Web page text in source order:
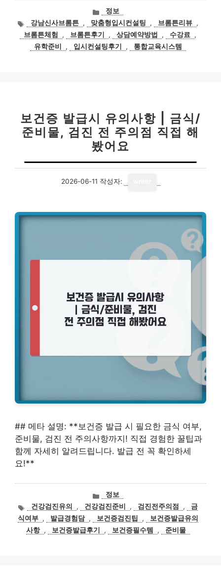
카
테
고
리
정보
태
그
강남신사브롬튼 , 맞춤형입시컨설팅 , 브롬튼리뷰 ,
브롬튼체험
, 브롬튼후기 , 상담예약방법 , 수강료
,
유학준비
, 입시컨설팅후기 , 통합교육시스템
보건증 발급시 유의사항 | 금식/
준비물, 검진 전 주의점 직접 해
봤어요
2026-06-11 작성자:
## 메타 설명: **보건증 발급 시 필요한 금식 여부,
준비물, 검진 전 주의사항까지! 직접 경험한 꿀팁과
함께 자세히 알려드립니다. 발급 전 꼭 확인하세
요!**
카
테
고
리
정보
태
그
건강검진유의 , 건강검진준비 , 검진전주의점 ,
금
식여부 , 발급경험담 , 보건증검진팁 ,
보건증발급유의
사항 , 보건증발급후기 , 보건증필수템 , 준비물